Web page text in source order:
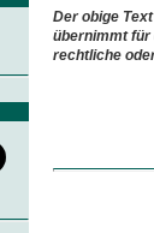
Der obige
übernimmt für
rechtliche